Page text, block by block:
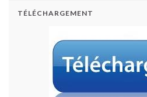
TÉLÉCHARGEMENT